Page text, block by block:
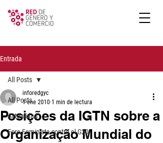
Entrada
All Posts
Actualidad
Foro Feminista contra el G20
All Posts
Posições da IGTN sobre a
Organização Mundial do
inforedgyc
1 ene 2010 1 min de lectura